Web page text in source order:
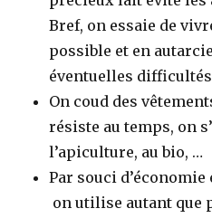
Bref, on essaie de
possible et en
éventuelles
On coud des
résiste au temps, on
l’apiculture, au bio, …
Par souci
on utilise autant que